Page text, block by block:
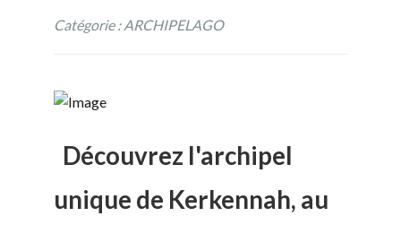
Catégorie : ARCHIPELAGO
Découvrez l'archipel
unique de Kerkennah, au